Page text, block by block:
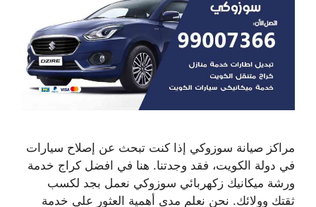
مراكز صيانة سوزوكي إذا كنت تبحث عن إصلاح سيارات
في دولة الكويت، فقد وجدتنا. هنا في افضل كراج خدمة
ورشة ميكانيك زكهربائي سوزوكي نعمل بجد لكسب
ثقتك وولائك. نحن نعلم مدى أهمية العثور على خدمة